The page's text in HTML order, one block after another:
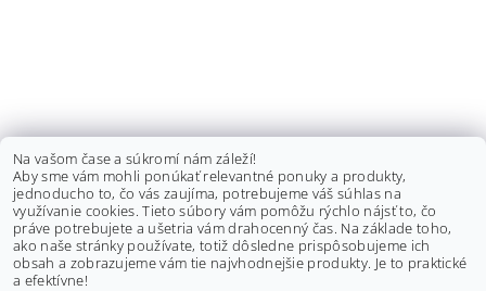
Na vašom čase a súkromí nám záleží!
Aby sme vám mohli ponúkať relevantné ponuky a produkty,
jednoducho to, čo vás zaujíma, potrebujeme váš súhlas na
využívanie cookies. Tieto súbory vám pomôžu rýchlo nájsť to, čo
práve potrebujete a ušetria vám drahocenný čas. Na základe toho,
ako naše stránky používate, totiž dôsledne prispôsobujeme ich
obsah a zobrazujeme vám tie najvhodnejšie produkty. Je to praktické
a efektívne!